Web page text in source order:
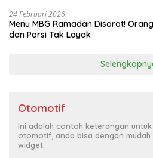
24 Februari 2026
Menu MBG Ramadan Disorot!
dan Porsi Tak Layak
Otomotif
Ini adalah contoh keterangan
otomotif, anda bisa dengan mudah
widget.